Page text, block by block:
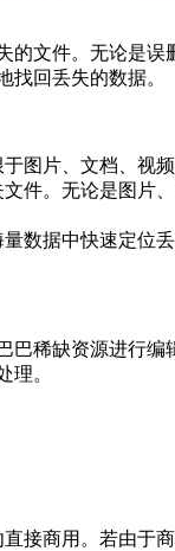
文件。无论是
回丢失的数据。
图片、文档、视
件。无论是图片
数据中快速定位
稀缺资源进行
理。
接商用。若由于